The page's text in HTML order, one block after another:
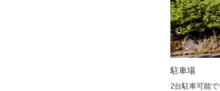
駐車場
2台駐車可能で